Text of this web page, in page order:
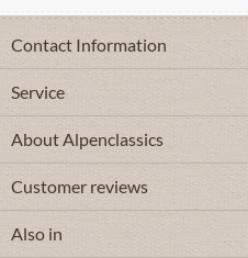
Contact Information
Service
About Alpenclassics
Customer reviews
Also in